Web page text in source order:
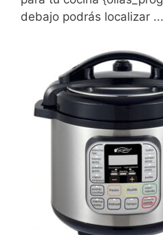
debajo podrás localizar ...